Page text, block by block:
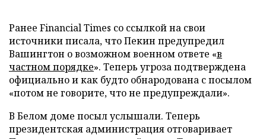
Ранее Financial Times со ссылкой на свои
источники писала, что Пекин предупредил
Вашингтон о возможном военном ответе «в
частном порядке». Теперь угроза подтверждена
официально и как будто обнародована с посылом
«потом не говорите, что не предупреждали».
В Белом доме посыл услышали. Теперь
президентская администрация отговаривает